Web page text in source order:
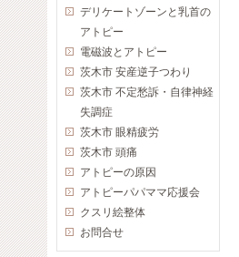
デリケートゾーンと乳首の
アトピー
電磁波とアトピー
茨木市 安産逆子つわり
茨木市 不定愁訴・自律神経
失調症
茨木市 眼精疲労
茨木市 頭痛
アトピーの原因
アトピーパパママ応援会
クスリ絵整体
お問合せ